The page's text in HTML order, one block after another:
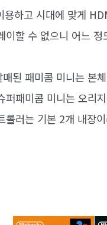
용하고 시대에 맞게
이할 수 없으니 어느
된 패미콤 미니는 본
퍼패미콤 미니는 오리
롤러는 기본 2개 내장